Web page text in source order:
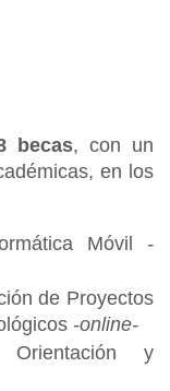
becas, con un
en los
Móvil -
de Proyectos
-online-
y